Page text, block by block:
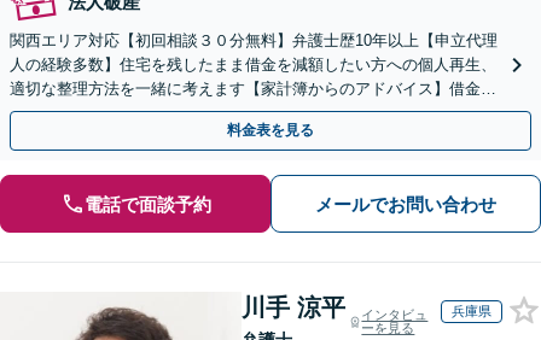
関西エリア対応【初回相談３０分無料】弁護士歴10年以上【申立代理
人の経験多数】住宅を残したまま借金を減額したい方への個人再生、
適切な整理方法を一緒に考えます【家計簿からのアドバイス】借金を
繰り返さない生活再建を目指しましょう。
料金表を見る
電話で面談予約 メールでお問い合わせ
川手 涼平
インタビュ
ーを見る
兵庫県